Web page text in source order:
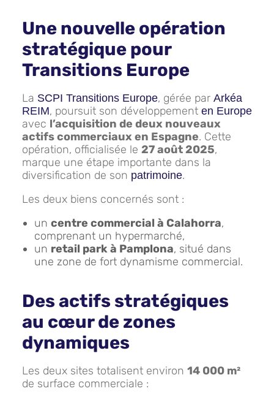
Une nouvelle opération
stratégique pour
Transitions Europe
La SCPI Transitions Europe, gérée par Arkéa
REIM, poursuit son développement en Europe
avec l’acquisition de deux nouveaux
actifs commerciaux en Espagne. Cette
opération, officialisée le 27 août 2025,
marque une étape importante dans la
diversification de son patrimoine.
Les deux biens concernés sont :
un centre commercial à Calahorra,
comprenant un hypermarché,
un retail park à Pamplona, situé dans
une zone de fort dynamisme commercial.
Des actifs stratégiques
au cœur de zones
dynamiques
Les deux sites totalisent environ 14 000 m²
de surface commerciale :